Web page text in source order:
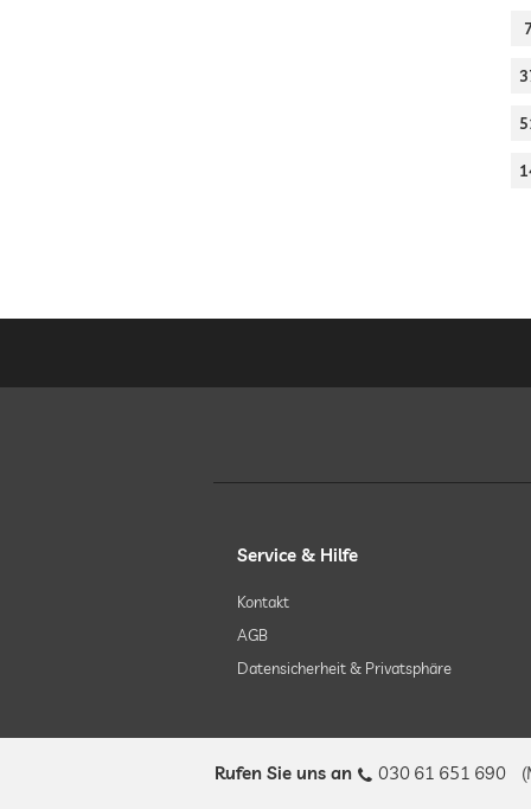
Service & Hilfe
Kontakt
AGB
Datensicherheit & Privatsphäre
Rufen Sie uns an 030 61 651 690